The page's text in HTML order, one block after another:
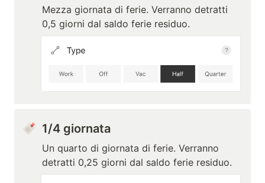
Mezza giornata di ferie. Verranno detratti
0,5 giorni dal saldo ferie residuo.
1/4 giornata
Un quarto di giornata di ferie. Verranno
detratti 0,25 giorni dal saldo ferie residuo.